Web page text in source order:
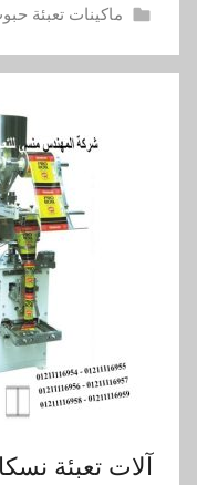
ماكينات تعبئة
آلات تعبئة